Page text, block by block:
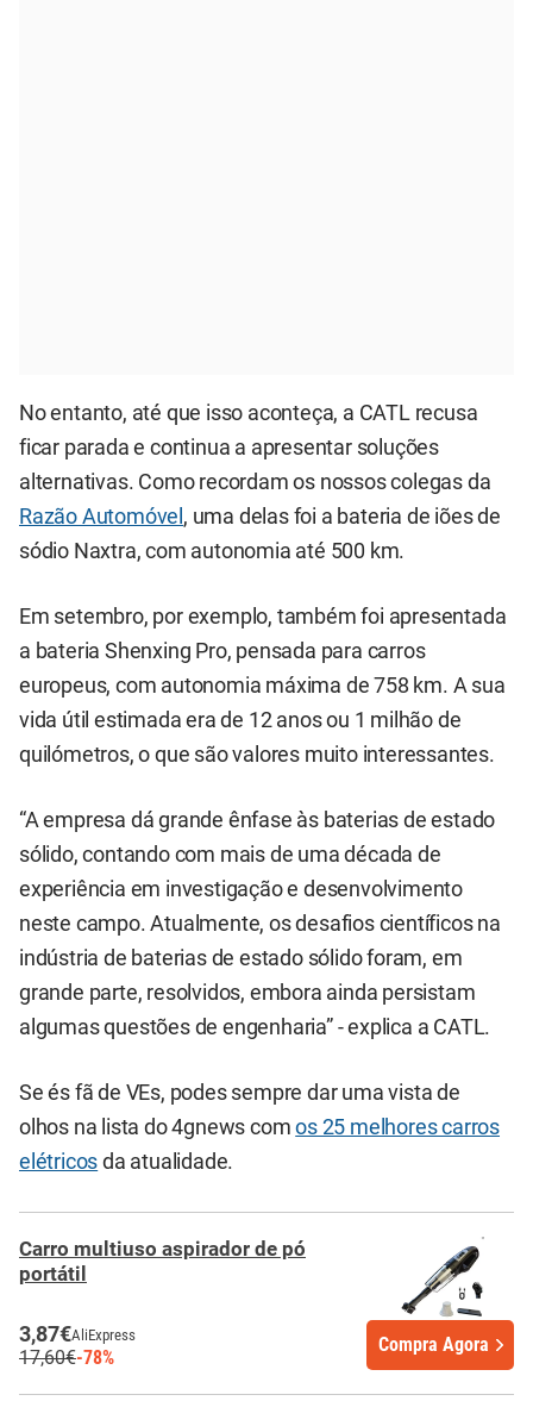
No entanto, até que isso aconteça, a CATL recusa
ficar parada e continua a apresentar soluções
alternativas. Como recordam os nossos colegas da
Razão Automóvel , uma delas foi a bateria de iões de
sódio Naxtra, com autonomia até 500 km.
Em setembro, por exemplo, também foi apresentada
a bateria Shenxing Pro, pensada para carros
europeus, com autonomia máxima de 758 km. A sua
vida útil estimada era de 12 anos ou 1 milhão de
quilómetros, o que são valores muito interessantes.
“A empresa dá grande ênfase às baterias de estado
sólido, contando com mais de uma década de
experiência em investigação e desenvolvimento
neste campo. Atualmente, os desafios científicos na
indústria de baterias de estado sólido foram, em
grande parte, resolvidos, embora ainda persistam
algumas questões de engenharia” - explica a CATL.
Se és fã de VEs, podes sempre dar uma vista de
olhos na lista do 4gnews comos 25 melhores carros
elétricos da atualidade.
Carro multiuso aspirador de pó
portátil
3,87€AliExpress
17,60€-78%
Compra Agora